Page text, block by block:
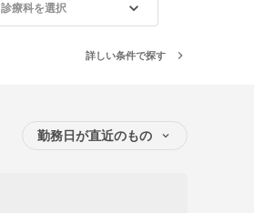
診療科を選択
詳しい条件で探す
勤務日が直近のもの